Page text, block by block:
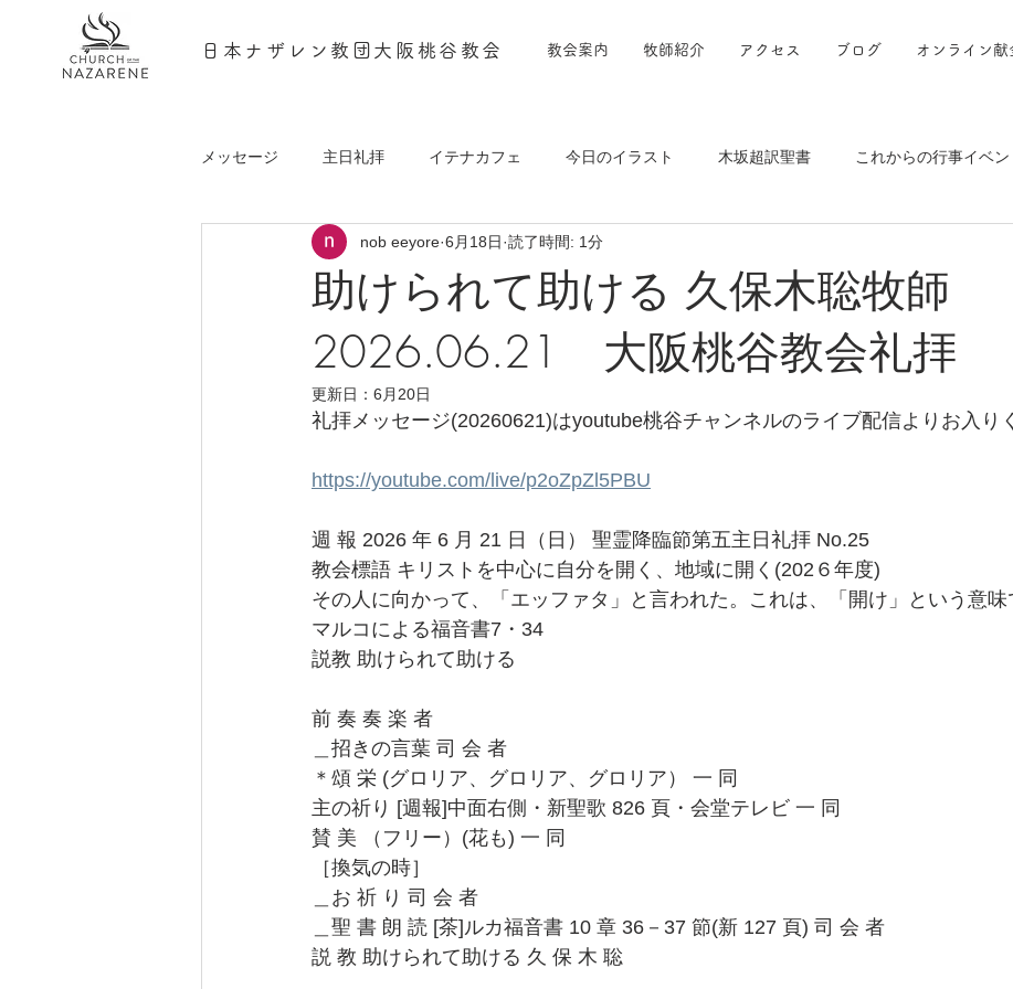
教会案内 牧師紹介 アクセス ブログ オンライン献
日本ナザレン教団大阪桃谷教会
メッセージ 主日礼拝 イテナカフェ 今日のイラスト 木坂超訳聖書 これからの行事イベン
助けられて助ける 久保木聡牧師
2026.06.21 大阪桃谷教会礼拝
nob eeyore 6月18日 読了時間: 1分
更新日： 6月20日
礼拝メッセージ(20260621)はyoutube桃谷チャンネルのライブ配信よりお入り
https://youtube.com/live/p2oZpZl5PBU
週 報 2026 年 6 月 21 日（日） 聖霊降臨節第五主日礼拝 No.25
教会標語 キリストを中心に自分を開く、地域に開く(202６年度)
その人に向かって、「エッファタ」と言われた。これは、「開け」という意味
マルコによる福音書7・34
説教 助けられて助ける
前 奏 奏 楽 者
＿招きの言葉 司 会 者
＊頌 栄 (グロリア、グロリア、グロリア） 一 同
主の祈り [週報]中面右側・新聖歌 826 頁・会堂テレビ 一 同
賛 美 （フリー）(花も) 一 同
［換気の時］
＿お 祈 り 司 会 者
＿聖 書 朗 読 [茶]ルカ福音書 10 章 36－37 節(新 127 頁) 司 会 者
説 教 助けられて助ける 久 保 木 聡